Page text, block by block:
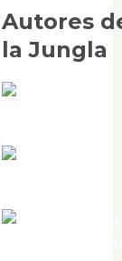
Autores
la Jungla